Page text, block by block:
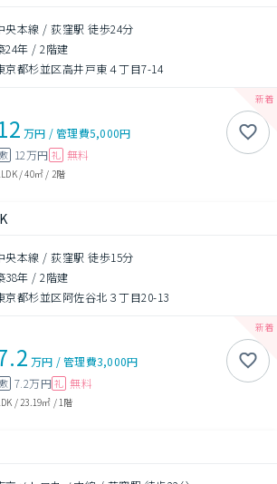
央本線 / 荻窪駅 徒歩24分
24年 /2階建
京都杉並区高井戸東４丁目7-14
万円 /管理費5,000円
敷 12万円 礼 無料
/40㎡ / 2階
央本線 / 荻窪駅 徒歩15分
38年 /2階建
京都杉並区阿佐谷北３丁目20-13
万円 /管理費3,000円
敷 7.2万円 礼 無料
/ 23.19㎡ / 1階